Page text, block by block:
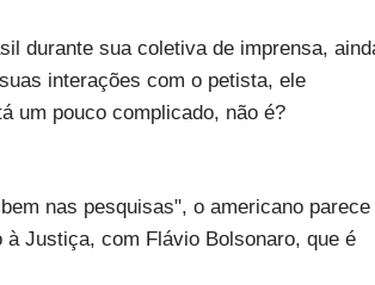
durante sua coletiva de imprensa,
interações com o petista, ele
um pouco complicado, não é?
nas pesquisas", o americano parece
Justiça, com Flávio Bolsonaro, que é